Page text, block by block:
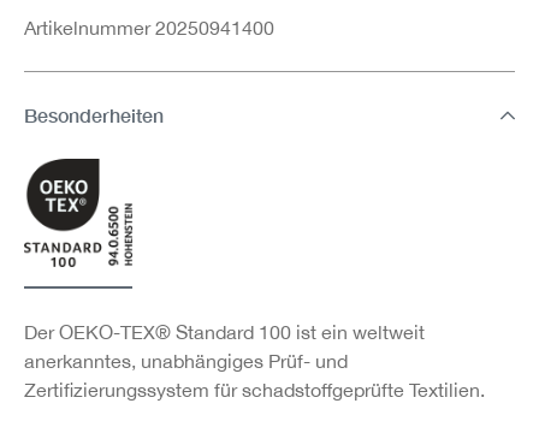
Artikelnummer 20250941400
Besonderheiten
Der OEKO-TEX® Standard 100 ist ein weltweit
anerkanntes, unabhängiges Prüf- und
Zertifizierungssystem für schadstoffgeprüfte Textilien.